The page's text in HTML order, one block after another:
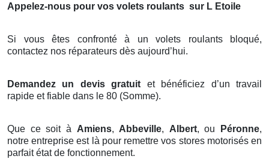
Appelez-nous pour vos volets roulants sur L Etoile
Si vous êtes confronté à un volets roulants bloqué,
contactez nos réparateurs dès aujourd’hui.
Demandez un devis gratuit et bénéficiez d’un travail
rapide et fiable dans le 80 (Somme).
Que ce soit à Amiens, Abbeville, Albert, ou Péronne,
notre entreprise est là pour remettre vos stores motorisés en
parfait état de fonctionnement.